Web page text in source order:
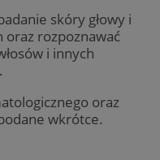
skóry głowy i
oraz rozpoznawać
i innych
oraz
wkrótce.